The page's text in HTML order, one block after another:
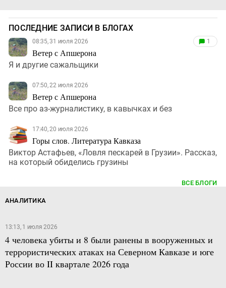
ПОСЛЕДНИЕ ЗАПИСИ В БЛОГАХ
08:35, 31 июля 2026
Ветер с Апшерона
1
Я и другие сажальщики
07:50, 22 июля 2026
Ветер с Апшерона
Все про аз-журналистику, в кавычках и без
17:40, 20 июля 2026
Горы слов. Литература Кавказа
Виктор Астафьев, «Ловля пескарей в Грузии». Рассказ,
на который обиделись грузины
ВСЕ БЛОГИ
АНАЛИТИКА
13:13, 1 июля 2026
4 человека убиты и 8 были ранены в вооруженных и
террористических атаках на Северном Кавказе и юге
России во II квартале 2026 года